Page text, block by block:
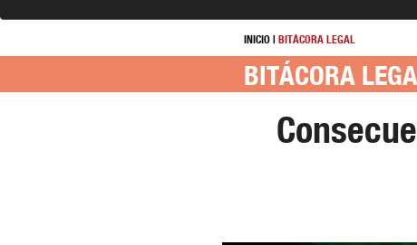
INICIO| BITÁCORA LEGAL
BITÁCORA